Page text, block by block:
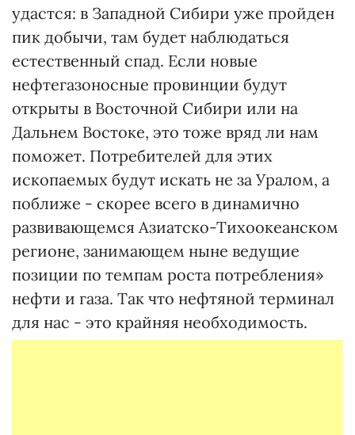
удастся: в Западной Сибири уже пройден
пик добычи, там будет наблюдаться
естественный спад. Если новые
нефтегазоносные провинции будут
открыты в Восточной Сибири или на
Дальнем Востоке, это тоже вряд ли нам
поможет. Потребителей для этих
ископаемых будут искать не за Уралом, а
поближе - скорее всего в динамично
развивающемся Азиатско-Тихоокеанском
регионе, занимающем ныне ведущие
позиции по темпам роста потребления»
нефти и газа. Так что нефтяной терминал
для нас - это крайняя необходимость.